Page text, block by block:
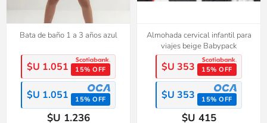
Bata de baño 1 a 3 años azul
$U 1.051 15% OFF
$U 1.051 15% OFF
$U 1.236
Almohada cervical infantil para
viajes beige Babypack
$U 353 15% OFF
$U 353 15% OFF
$U 415